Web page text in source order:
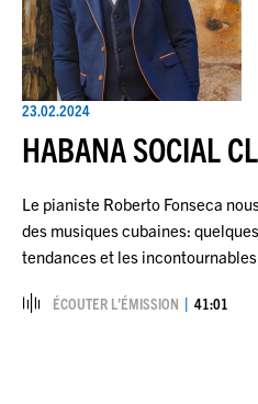
23.02.2024
HABANA SOCIAL
Le pianiste Roberto Fonseca
des musiques cubaines:
tendances et les
ÉCOUTER L’ÉMISSION 41:01